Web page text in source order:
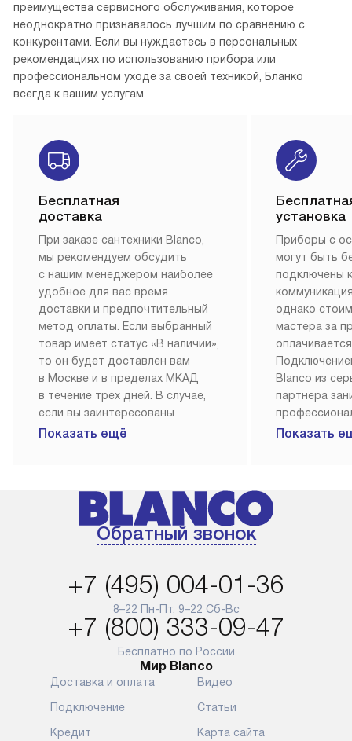
преимущества сервисного обслуживания, которое
неоднократно признавалось лучшим по сравнению с
конкурентами. Если вы нуждаетесь в персональных
рекомендациях по использованию прибора или
профессиональном уходе за своей техникой, Бланко
всегда к вашим услугам.
Бесплатная
доставка
При заказе сантехники Blanco,
мы рекомендуем обсудить
с нашим менеджером наиболее
удобное для вас время
доставки и предпочтительный
метод оплаты. Если выбранный
товар имеет статус «В наличии»,
то он будет доставлен вам
в Москве и в пределах МКАД
в течение трех дней. В случае,
если вы заинтересованы
в товаре, который доступен
менеджером на сайте. Товары
с особым лейблом
доставляются бесплатно
аксессуаров не предусмотрена.
Для доставки в другие регионы
мы используем услуги
транспортной компании.
Уточняйте все условия доставки
у нашего менеджера при
оформлении заказа.
В установленный день наша
Показать ещё
установка
Приборы с
могут быть
подключены
однако
мастера за
Blanco из
партнера
Наш сервис
возможные
Готовые
Показать
Обратный звонок
+7 (495) 004-01-36
8–22 Пн-Пт, 9–22 Сб-Вс
+7 (800) 333-09-47
Бесплатно по России
Мир Blanco
Доставка и оплата
Подключение
Кредит
Видео
Статьи
Карта сайта